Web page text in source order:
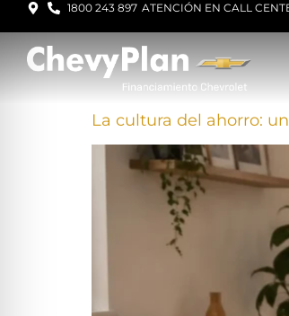
1800 243 897 ATENCIÓN EN CALL
La cultura del ahorro: